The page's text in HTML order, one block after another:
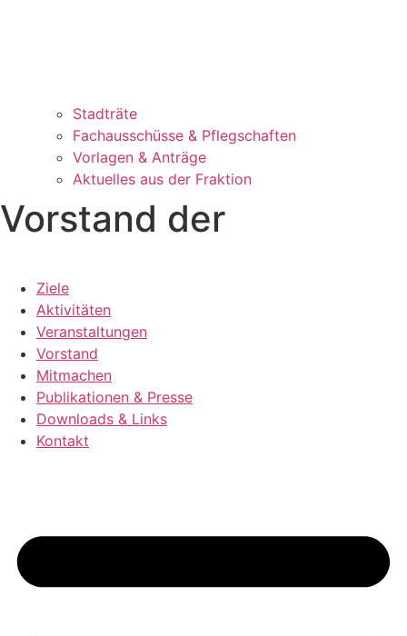
Stadträte
Fachausschüsse & Pflegschaften
Vorlagen & Anträge
Aktuelles aus der Fraktion
Vorstand der
Ziele
Aktivitäten
Veranstaltungen
Vorstand
Mitmachen
Publikationen & Presse
Downloads & Links
Kontakt